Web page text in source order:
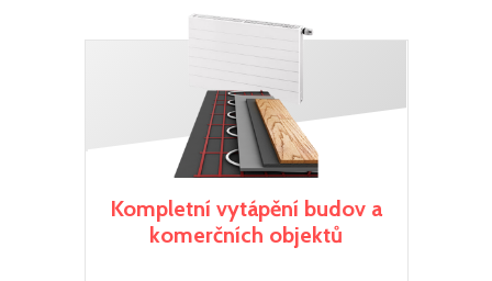
Kompletní vytápění budov a
komerčních objektů